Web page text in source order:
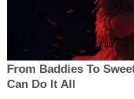
From Baddies To
Can Do It All